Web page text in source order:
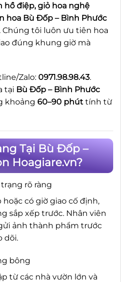
hồ điệp, giỏ hoa nghệ
hoa Bù Đốp – Bình Phước
tôi luôn ưu tiên hoa
đúng khung giờ mà
Zalo: 0971.98.98.43.
tại Bù Đốp – Bình Phước
khoảng 60–90 phút tính từ
Tại Bù Đốp –
Hoagiare.vn?
rõ ràng
có giờ giao cố định,
sắp xếp trước. Nhân viên
ảnh thành phẩm trước
dõi.
bông
từ các nhà vườn lớn và